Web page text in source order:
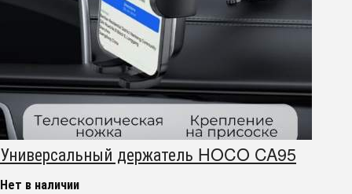
Универсальный держатель HOCO CA95
Нет в наличии